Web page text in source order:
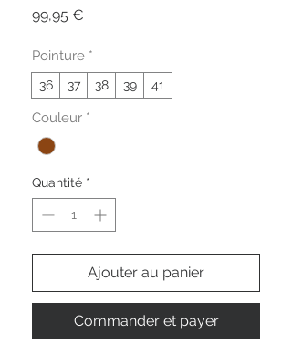
99,95 €
Pointure *
36 37 38 39 41
Couleur *
Quantité *
Ajouter au panier
Commander et payer